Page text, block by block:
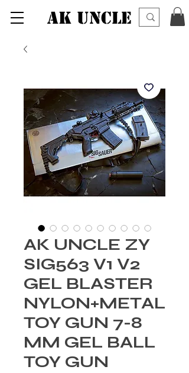
AK UNCLE
AK UNCLE ZY
SIG563 V1 V2
GEL BLASTER
NYLON+METAL
TOY GUN 7-8
MM GEL BALL
TOY GUN